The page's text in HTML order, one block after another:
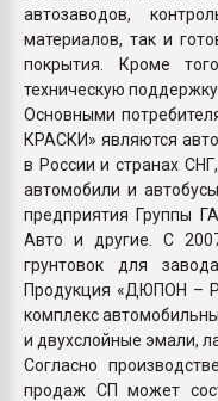
автозаводов,
материалов, так и
покрытия. Кроме
техническую
Основными
КРАСКИ» являются
в России и странах
автомобили и
предприятия Группы
Авто и другие. С
грунтовок для
Продукция «ДЮПОН –
комплекс
и двухслойные эмали,
Согласно
продаж СП может